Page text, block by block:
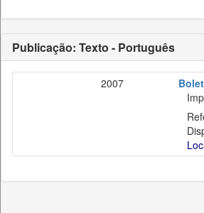
Publicação: Texto - Português
2007